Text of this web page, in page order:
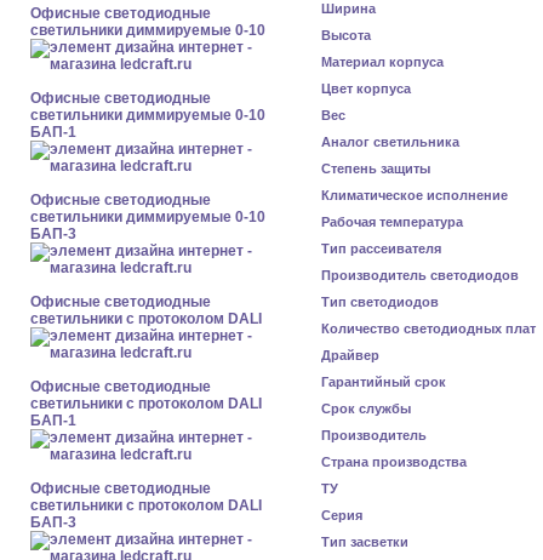
Офисные светодиодные
светильники диммируемые 0-10
Офисные светодиодные
светильники диммируемые 0-10
БАП-1
Офисные светодиодные
светильники диммируемые 0-10
БАП-3
Офисные светодиодные
светильники с протоколом DALI
Офисные светодиодные
светильники с протоколом DALI
БАП-1
Офисные светодиодные
светильники с протоколом DALI
БАП-3
Ширина
Высота
Материал корпуса
Цвет корпуса
Вес
Аналог светильника
Степень защиты
Климатическое исполнение
Рабочая температура
Тип рассеивателя
Производитель светодиодов
Тип светодиодов
Количество светодиодных плат
Драйвер
Гарантийный срок
Срок службы
Производитель
Страна производства
ТУ
Серия
Тип засветки